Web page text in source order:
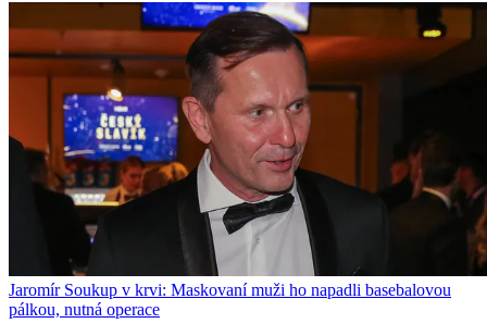
Jaromír Soukup v krvi: Maskovaní muži ho napadli basebalovou
pálkou, nutná operace